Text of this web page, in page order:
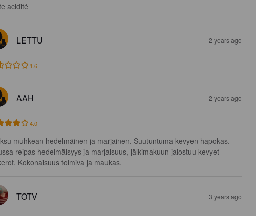
acidité
LETTU 2 years ago
1.6
AAH 2 years ago
4.0
muhkean hedelmäinen ja marjainen. Suutuntuma kevyen hapokas.
reipas hedelmäisyys ja marjaisuus, jälkimakuun jalostuu kevyet
Kokonaisuus toimiva ja maukas.
TOTV 3 years ago